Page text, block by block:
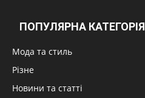
ПОПУЛЯРНА КАТЕГОРІЯ
Мода та стиль
Різне
Новини та статті